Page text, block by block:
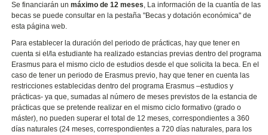
Se financiarán unmáximo de 12 meses, La información de la cuantía de las
becas se puede consultar en la pestaña "Becas y dotación económica" de
esta página web.
Para establecer la duración del periodo de prácticas, hay que tener en
cuenta si el/la estudiante ha realizado estancias previas dentro del programa
Erasmus para el mismo ciclo de estudios desde el que solicita la beca. En el
caso de tener un periodo de Erasmus previo, hay que tener en cuenta las
restricciones establecidas dentro del programa Erasmus –estudios y
prácticas- ya que, sumadas al número de meses previstos de la estancia de
prácticas que se pretende realizar en el mismo ciclo formativo (grado o
máster), no pueden superar el total de 12 meses, correspondientes a 360
días naturales (24 meses, correspondientes a 720 días naturales, para los